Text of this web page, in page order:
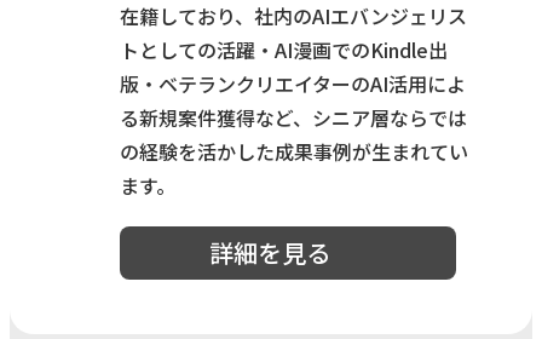
在籍しており、社内のAIエバンジェリス
トとしての活躍・AI漫画でのKindle出
版・ベテランクリエイターのAI活用によ
る新規案件獲得など、シニア層ならでは
の経験を活かした成果事例が生まれてい
ます。
詳細を見る